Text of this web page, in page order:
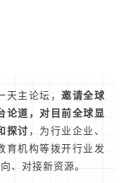
天主论坛，邀请全球
论道，对目前全球显
探讨 ，为行业企业、
育机构等拨开行业发
、对接新资源。